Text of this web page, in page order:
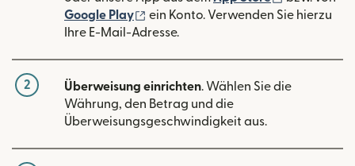
Google Play
(wird in einem neuen Fenster
ein Konto. Verwenden Sie hierzu
Ihre E-Mail-Adresse.
2 Überweisung einrichten. Wählen Sie die
Währung, den Betrag und die
Überweisungsgeschwindigkeit aus.